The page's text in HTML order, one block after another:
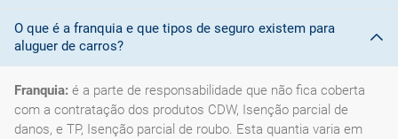
O que é a franquia e que tipos de seguro existem para
aluguer de carros?
Franquia: é a parte de responsabilidade que não fica coberta
com a contratação dos produtos CDW, Isenção parcial de
danos, e TP, Isenção parcial de roubo. Esta quantia varia em